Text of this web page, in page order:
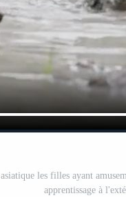
asiatique les filles ayant
apprentissage à